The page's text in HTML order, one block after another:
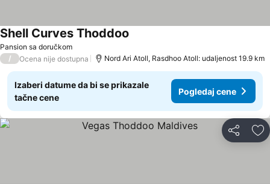
Pansion sa doručkom
Shell Curves Thoddoo
/ Ocena nije dostupna Nord Ari Atoll, Rasdhoo Atoll: udaljenost 19.9 km
Izaberi datume da bi se prikazale
tačne cene
Pogledaj cene
Deli